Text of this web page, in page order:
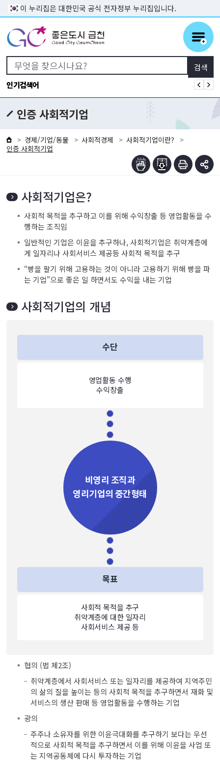
본문 바로가기
이 누리집은 대한민국 공식 전자정부 누리집입니다.
인기검색어
인증 사회적기업
경제/기업/동물 사회적경제
사회적기업이란?
인증 사회적기업
사회적기업은?
사회적 목적을 추구하고 이를 위해 수익창출 등 영업활동을 수
행하는 조직임
일반적인 기업은 이윤을 추구하나, 사회적기업은 취약계층에
게 일자리나 사회서비스 제공등 사회적 목적을 추구
“빵을 팔기 위해 고용하는 것이 아니라 고용하기 위해 빵을 파
는 기업”으로 좋은 일 하면서도 수익을 내는 기업
사회적기업의 개념
비영리 조직과
영리기업의 중간형태
수단
영업활동 수행
수익창출
목표
사회적 목적을 추구
취약계층에 대한 일자리
사회서비스 제공 등
협의 (법 제2조)
취약계층에서 사회서비스 또는 일자리를 제공하여 지역주민
의 삶의 질을 높이는 등의 사회적 목적을 추구하면서 재화 및
서비스의 생산 판매 등 영업활동을 수행하는 기업
광의
주주나 소유자를 위한 이윤극대화를 추구하기 보다는 우선
적으로 사회적 목적을 추구하면서 이를 위해 이윤을 사업 또
는 지역공동체에 다시 투자하는 기업